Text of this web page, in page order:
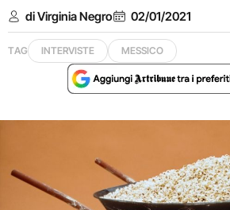
di Virginia Negro 02/01/2021
TAG INTERVISTE MESSICO